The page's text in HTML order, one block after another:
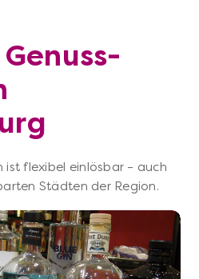
ist flexibel einlösbar – auch
Städten der Region.